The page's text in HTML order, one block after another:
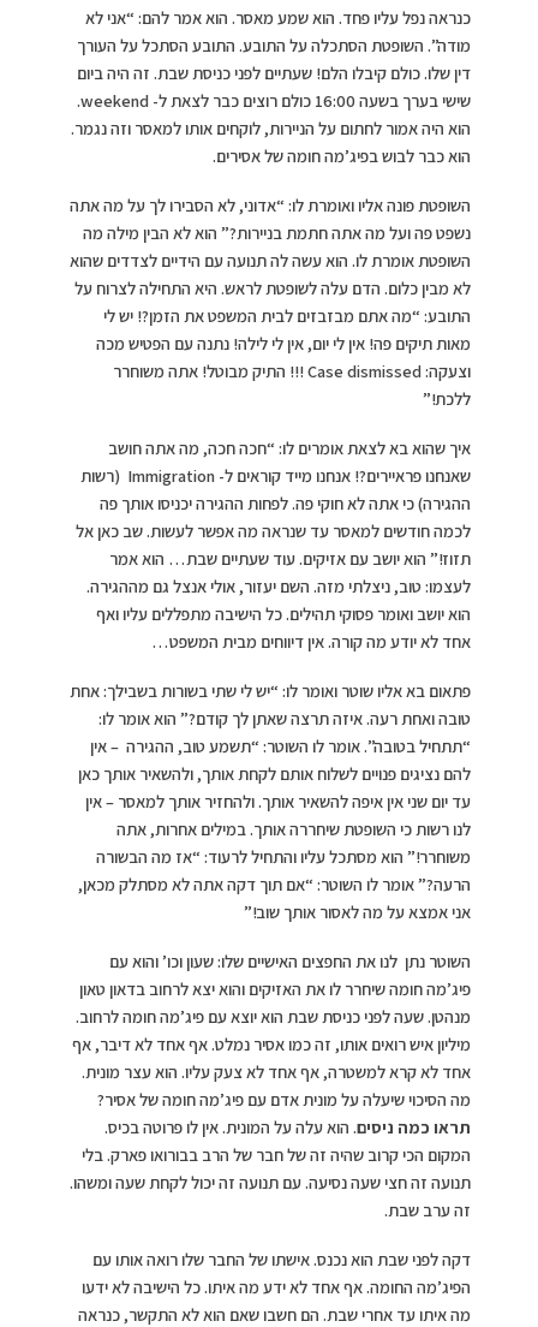
כנראה נפל עליו פחד. הוא שמע מאסר. הוא אמר להם: “אני לא
מודה”. השופטת הסתכלה על התובע. התובע הסתכל על העורך
דין שלו. כולם קיבלו הלם! שעתיים לפני כניסת שבת. זה היה ביום
שישי בערך בשעה 16:00 כולם רוצים כבר לצאת ל- weekend.
הוא היה אמור לחתום על הניירות, לוקחים אותו למאסר וזה נגמר.
הוא כבר לבוש בפיג’מה חומה של אסירים.
השופטת פונה אליו ואומרת לו: “אדוני, לא הסבירו לך על מה אתה
נשפט פה ועל מה אתה חתמת בניירות?” הוא לא הבין מילה מה
השופטת אומרת לו. הוא עשה לה תנועה עם הידיים לצדדים שהוא
לא מבין כלום. הדם עלה לשופטת לראש. היא התחילה לצרוח על
התובע: “מה אתם מבזבזים לבית המשפט את הזמן?! יש לי
מאות תיקים פה! אין לי יום, אין לי לילה! נתנה עם הפטיש מכה
וצעקה: Case dismissed !!! התיק מבוטל! אתה משוחרר
ללכת!”
איך שהוא בא לצאת אומרים לו: “חכה חכה, מה אתה חושב
שאנחנו פראיירים?! אנחנו מייד קוראים ל- Immigration (רשות
ההגירה) כי אתה לא חוקי פה. לפחות ההגירה יכניסו אותך פה
לכמה חודשים למאסר עד שנראה מה אפשר לעשות. שב כאן אל
תזוז!” הוא יושב עם אזיקים. עוד שעתיים שבת… הוא אמר
לעצמו: טוב, ניצלתי מזה. השם יעזור, אולי אנצל גם מההגירה.
הוא יושב ואומר פסוקי תהילים. כל הישיבה מתפללים עליו ואף
אחד לא יודע מה קורה. אין דיווחים מבית המשפט…
פתאום בא אליו שוטר ואומר לו: “יש לי שתי בשורות בשבילך: אחת
טובה ואחת רעה. איזה תרצה שאתן לך קודם?” הוא אומר לו:
“תתחיל בטובה”. אומר לו השוטר: “תשמע טוב, ההגירה – אין
להם נציגים פנויים לשלוח אותם לקחת אותך, ולהשאיר אותך כאן
עד יום שני אין איפה להשאיר אותך. ולהחזיר אותך למאסר – אין
לנו רשות כי השופטת שיחררה אותך. במילים אחרות, אתה
משוחרר!” הוא מסתכל עליו והתחיל לרעוד: “אז מה הבשורה
הרעה?” אומר לו השוטר: “אם תוך דקה אתה לא מסתלק מכאן,
אני אמצא על מה לאסור אותך שוב!”
השוטר נתן לנו את החפצים האישיים שלו: שעון וכו’ והוא עם
פיג’מה חומה שיחרר לו את האזיקים והוא יצא לרחוב בדאון טאון
מנהטן. שעה לפני כניסת שבת הוא יוצא עם פיג’מה חומה לרחוב.
מיליון איש רואים אותו, זה כמו אסיר נמלט. אף אחד לא דיבר, אף
אחד לא קרא למשטרה, אף אחד לא צעק עליו. הוא עצר מונית.
מה הסיכוי שיעלה על מונית אדם עם פיג’מה חומה של אסיר?
תראו כמה ניסים. הוא עלה על המונית. אין לו פרוטה בכיס.
המקום הכי קרוב שהיה זה של חבר של הרב בבורואו פארק. בלי
תנועה זה חצי שעה נסיעה. עם תנועה זה יכול לקחת שעה ומשהו.
זה ערב שבת.
דקה לפני שבת הוא נכנס. אישתו של החבר שלו רואה אותו עם
הפיג’מה החומה. אף אחד לא ידע מה איתו. כל הישיבה לא ידעו
מה איתו עד אחרי שבת. הם חשבו שאם הוא לא התקשר, כנראה